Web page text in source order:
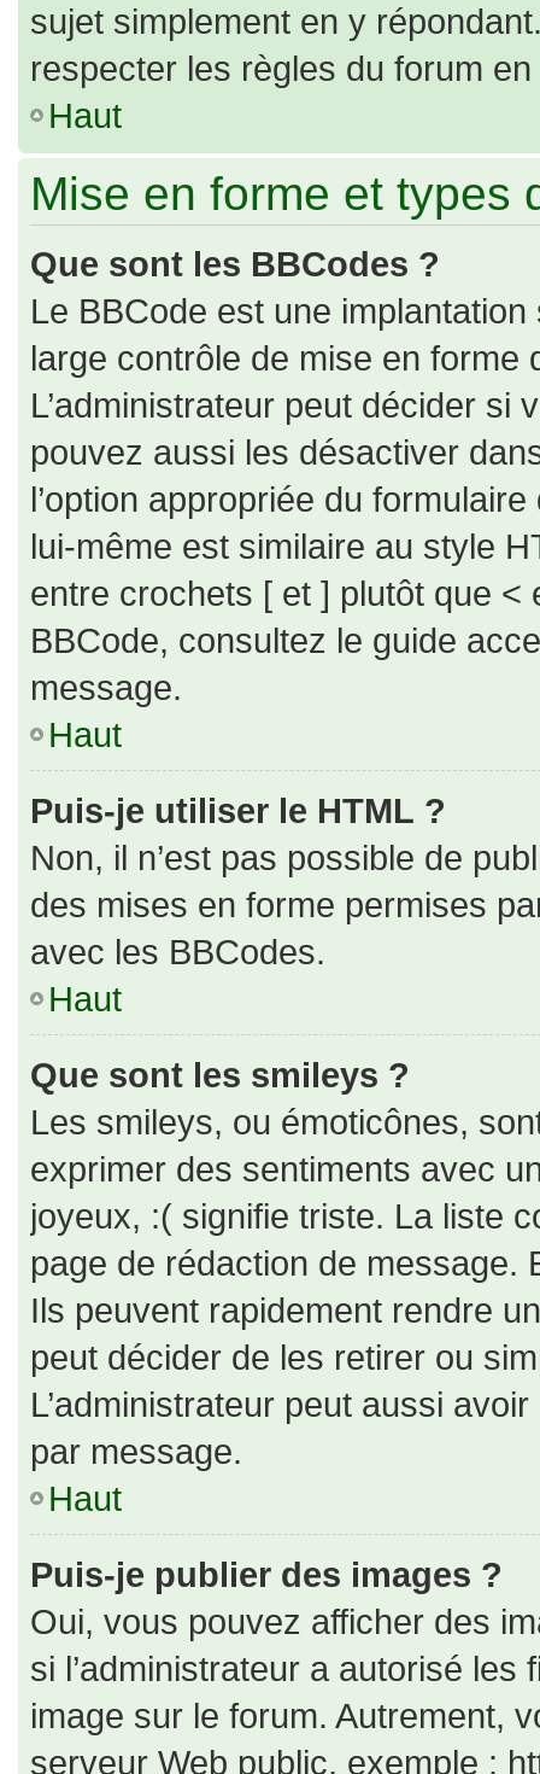
sujet simplement en y
respecter les règles du forum
Haut
Mise en forme et types
Que sont les BBCodes ?
Le BBCode est une
large contrôle de mise en forme
L’administrateur peut décider
pouvez aussi les désactiver
l’option appropriée du
lui-même est similaire au style
entre crochets [ et ] plutôt que <
BBCode, consultez le guide
message.
Haut
Puis-je utiliser le HTML ?
Non, il n’est pas possible de
des mises en forme permises
avec les BBCodes.
Haut
Que sont les smileys ?
Les smileys, ou émoticônes,
exprimer des sentiments avec
joyeux, :( signifie triste. La liste
page de rédaction de message.
Ils peuvent rapidement rendre
peut décider de les retirer ou
L’administrateur peut aussi
par message.
Haut
Puis-je publier des images ?
Oui, vous pouvez afficher des
si l’administrateur a autorisé
image sur le forum. Autrement,
serveur Web public, exemple :